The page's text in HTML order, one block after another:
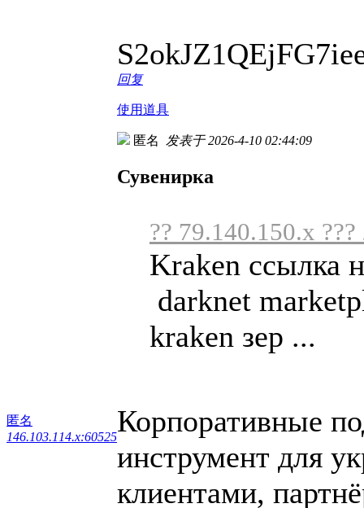
回复
使用道具
匿名
146.103.114.x:60525
匿名 发表于 2026-4-10 02:44:09
Сувенирка
?? 79.140.150.x
Kraken ссылка
darknet
kraken зер ...
Корпоративные
инструмент для
клиентами,